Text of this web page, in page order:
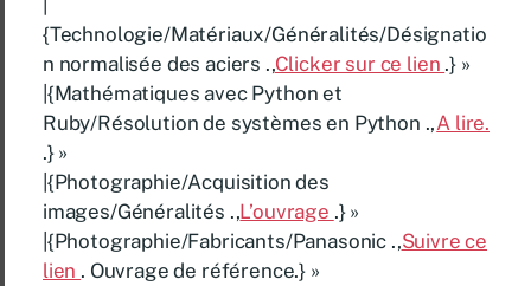
{Technologie/Matériaux/Généralités/Désignatio
n normalisée des aciers .,Clicker sur ce lien .} »
|{Mathématiques avec Python et
Ruby/Résolution de systèmes en Python .,A lire.
.} »
|{Photographie/Acquisition des
images/Généralités .,L’ouvrage .} »
|{Photographie/Fabricants/Panasonic .,Suivre ce
lien . Ouvrage de référence.} »